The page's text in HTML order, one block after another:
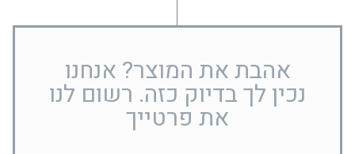
אהבת את המוצר? אנחנו
נכין לך בדיוק כזה. רשום לנו
את פרטייך